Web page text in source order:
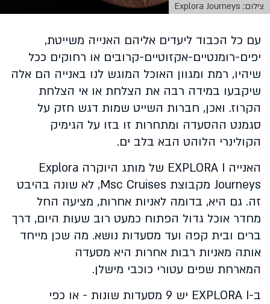
צילום: Explora Journeys
עם כל הכבוד ליעדים אליהם האנייה משייטת,
יפים-רומנטיים-אקזוטיים-קרובים או רחוקים ככל
שיהיו, רמת ומגוון האוכל המוגש לנו באנייה הם אלה
שיקבעו במידה רבה את הצלחת או אי הצלחת
הקרוז. ואכן, חברות השייט שמות דגש חזק על
סגמנט ההסעדה ומתחרות זו בזו על הגימיק
הקולינרי הלוהט הבא בלב ים.
האנייה EXPLORA I של מותג היוקרה Explora
Journeys מקבוצת Msc Cruises, לא שונה בהיבט
זה. גם היא, בדומה לאניות אחרות, מציעה החל
מחדר אוכל גדול הפתוח כמעט רוב שעות היום, דרך
ברים ובית קפה ועד מסעדות נושא. מה שכן מייחד
אותה מאניות רבות אחרות היא מסעדה
המארחת שפים עטורי כוכבי מישלן.
ב-EXPLORA I יש 9 מסעדות שונות - או כפי